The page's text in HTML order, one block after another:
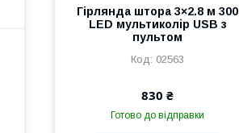
Гірлянда штора 3×2.8 м 300
LED мультиколір USB з
пультом
02563
830 ₴
Готово до відправки